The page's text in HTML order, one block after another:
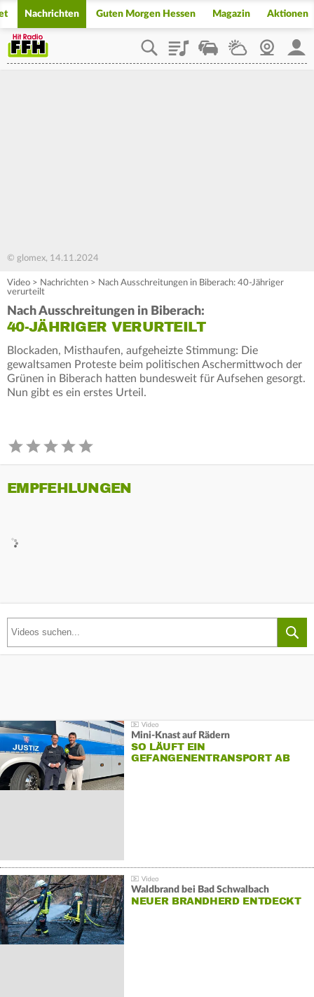
Nachrichten Guten Morgen Hessen Magazin Aktionen
PlaylistStaupilotWetterWebcam
© glomex, 14.11.2024
Video > Nachrichten > Nach Ausschreitungen in Biberach: 40-Jähriger
verurteilt
Nach Ausschreitungen in Biberach:
40-JÄHRIGER VERURTEILT
Blockaden, Misthaufen, aufgeheizte Stimmung: Die
gewaltsamen Proteste beim politischen Aschermittwoch der
Grünen in Biberach hatten bundesweit für Aufsehen gesorgt.
Nun gibt es ein erstes Urteil.
EMPFEHLUNGEN
Mini-Knast auf Rädern
SO LÄUFT EIN
GEFANGENENTRANSPORT AB
Waldbrand bei Bad Schwalbach
NEUER BRANDHERD ENTDECKT